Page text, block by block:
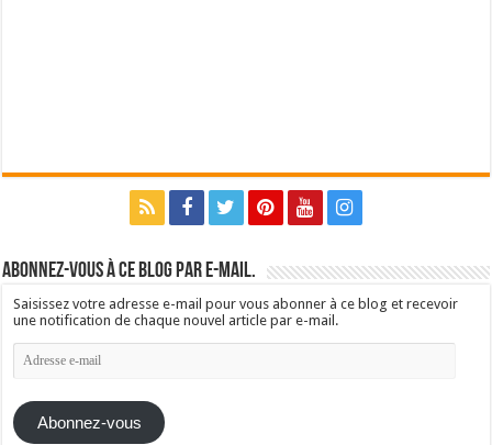
Abonnez-vous à ce blog par e-mail.
Saisissez votre adresse e-mail pour vous abonner à ce blog et recevoir
une notification de chaque nouvel article par e-mail.
Adresse
e-
Abonnez-vous